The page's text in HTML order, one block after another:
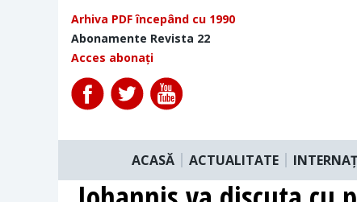
Arhiva PDF începând cu 1990
Abonamente Revista 22
Acces abonați
ACASĂ ACTUALITATE